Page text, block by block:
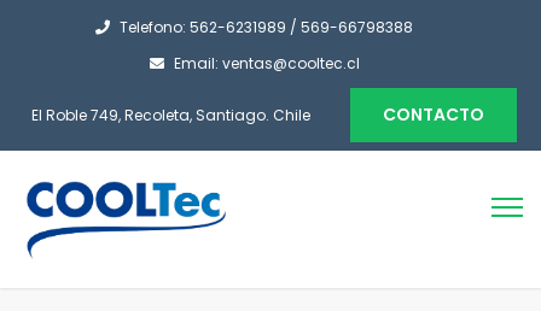
Telefono: 562-6231989 / 569-66798388
Email: ventas@cooltec.cl
El Roble 749, Recoleta, Santiago. Chile CONTACTO